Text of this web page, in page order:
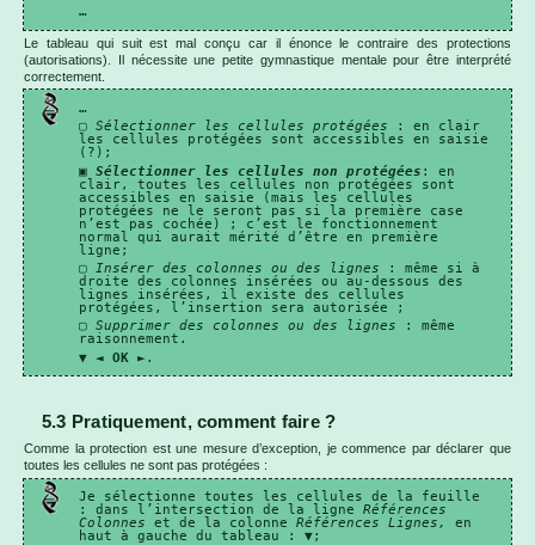
…
Le tableau qui suit est mal conçu car il énonce le contraire des protections
(autorisations). Il nécessite une petite gymnastique mentale pour être interprété
correctement.
…
▢Sélectionner les cellules protégées : en clair
les cellules protégées sont accessibles en saisie
(?);
▣Sélectionner les cellules non protégées : en
clair, toutes les cellules non protégées sont
accessibles en saisie (mais les cellules
protégées ne le seront pas si la première case
n’est pas cochée) ; c’est le fonctionnement
normal qui aurait mérité d’être en première
ligne;
▢Insérer des colonnes ou des lignes
: même si à
droite des colonnes insérées ou au-dessous des
lignes insérées, il existe des cellules
protégées, l’insertion sera autorisée ;
▢Supprimer des colonnes ou des lignes : même
raisonnement.
▼ ◄OK ►.
5.3 Pratiquement, comment faire ?
Comme la protection est une mesure d’exception, je commence par déclarer que
toutes les cellules ne sont pas protégées :
Je sélectionne toutes les cellules de la feuille
: dans l’intersection de la ligneRéférences
Colonnes et de la colonneRéférences Lignes,
en
haut à gauche du tableau : ▼;